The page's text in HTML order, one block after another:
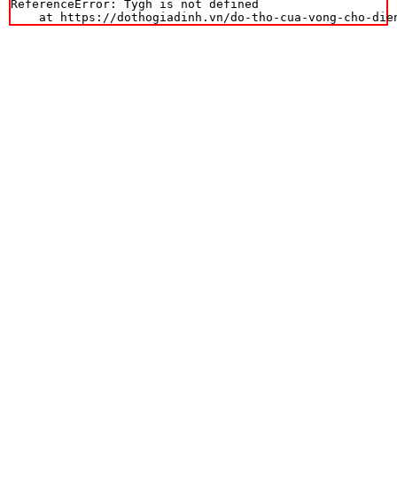
ReferenceError: Tygh is not defined
at https://dothogiadinh.vn/do-tho-cua-vong-cho-